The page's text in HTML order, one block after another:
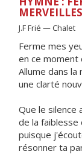
MERVEILLES
J.F Frié — Chalet
Ferme mes
en ce moment
Allume dans la
une clarté
Que le silence
de la faiblesse
puisque
résonner ta